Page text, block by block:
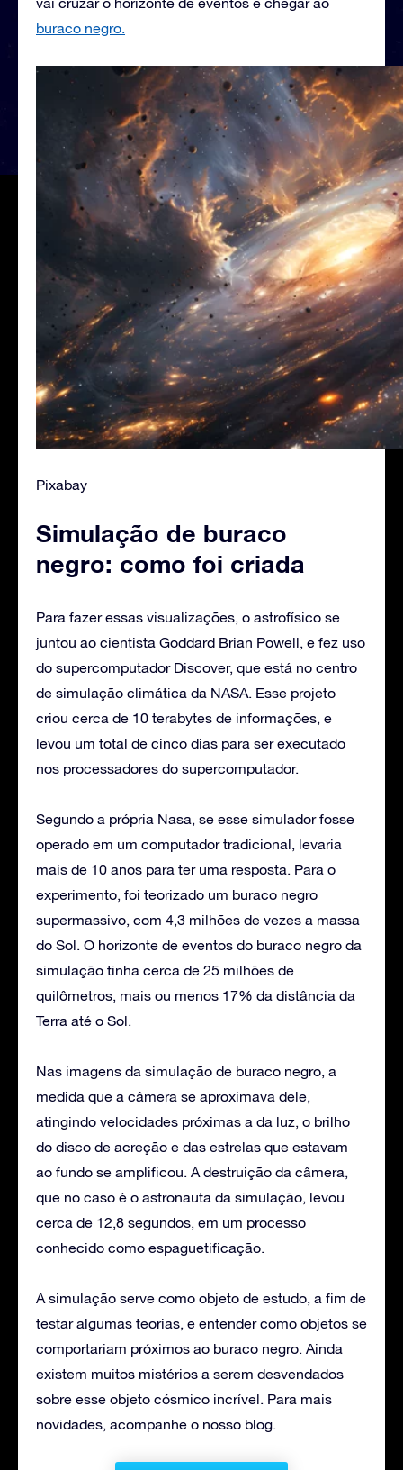
buraco negro.
Pixabay
Simulação de buraco
negro: como foi criada
Para fazer essas visualizações, o astrofísico se
juntou ao cientista Goddard Brian Powell, e fez uso
do supercomputador Discover, que está no centro
de simulação climática da NASA. Esse projeto
criou cerca de 10 terabytes de informações, e
levou um total de cinco dias para ser executado
nos processadores do supercomputador.
Segundo a própria Nasa, se esse simulador fosse
operado em um computador tradicional, levaria
mais de 10 anos para ter uma resposta. Para o
experimento, foi teorizado um buraco negro
supermassivo, com 4,3 milhões de vezes a massa
do Sol. O horizonte de eventos do buraco negro da
simulação tinha cerca de 25 milhões de
quilômetros, mais ou menos 17% da distância da
Terra até o Sol.
Nas imagens da simulação de buraco negro, a
medida que a câmera se aproximava dele,
atingindo velocidades próximas a da luz, o brilho
do disco de acreção e das estrelas que estavam
ao fundo se amplificou. A destruição da câmera,
que no caso é o astronauta da simulação, levou
cerca de 12,8 segundos, em um processo
conhecido como espaguetificação.
A simulação serve como objeto de estudo, a fim de
testar algumas teorias, e entender como objetos se
comportariam próximos ao buraco negro. Ainda
existem muitos mistérios a serem desvendados
sobre esse objeto cósmico incrível. Para mais
novidades, acompanhe o nosso blog.